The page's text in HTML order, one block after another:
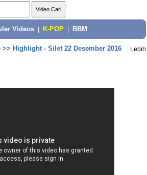
Videos K-POP BBM
>> Highlight - Silet 22 Desember 2016 Lebih